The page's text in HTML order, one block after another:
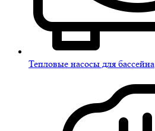
Тепловые насосы для бассейна